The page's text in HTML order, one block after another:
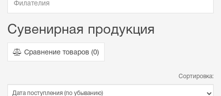
Филателия
Сувенирная продукция
Сравнение товаров (0)
Сортировка: